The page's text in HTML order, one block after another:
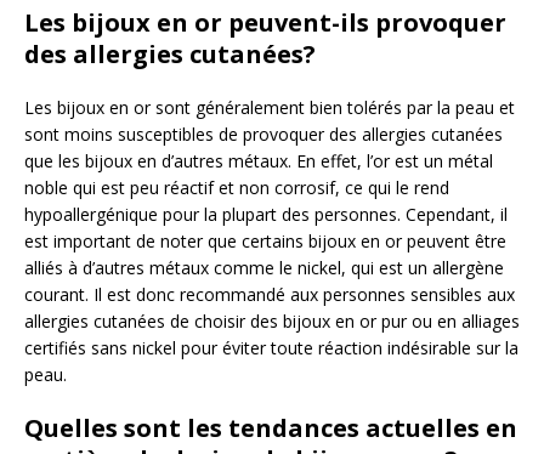
Les bijoux en or peuvent-ils provoquer
des allergies cutanées?
Les bijoux en or sont généralement bien tolérés par la peau et
sont moins susceptibles de provoquer des allergies cutanées
que les bijoux en d’autres métaux. En effet, l’or est un métal
noble qui est peu réactif et non corrosif, ce qui le rend
hypoallergénique pour la plupart des personnes. Cependant, il
est important de noter que certains bijoux en or peuvent être
alliés à d’autres métaux comme le nickel, qui est un allergène
courant. Il est donc recommandé aux personnes sensibles aux
allergies cutanées de choisir des bijoux en or pur ou en alliages
certifiés sans nickel pour éviter toute réaction indésirable sur la
peau.
Quelles sont les tendances actuelles en